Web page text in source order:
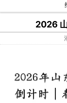
2026